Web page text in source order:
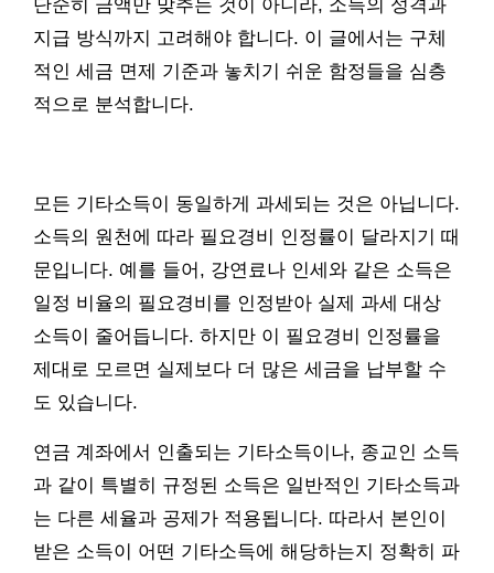
단순히 금액만 맞추는 것이 아니라, 소득의 성격과
지급 방식까지 고려해야 합니다. 이 글에서는 구체
적인 세금 면제 기준과 놓치기 쉬운 함정들을 심층
적으로 분석합니다.
모든 기타소득이 동일하게 과세되는 것은 아닙니다.
소득의 원천에 따라 필요경비 인정률이 달라지기 때
문입니다. 예를 들어, 강연료나 인세와 같은 소득은
일정 비율의 필요경비를 인정받아 실제 과세 대상
소득이 줄어듭니다. 하지만 이 필요경비 인정률을
제대로 모르면 실제보다 더 많은 세금을 납부할 수
도 있습니다.
연금 계좌에서 인출되는 기타소득이나, 종교인 소득
과 같이 특별히 규정된 소득은 일반적인 기타소득과
는 다른 세율과 공제가 적용됩니다. 따라서 본인이
받은 소득이 어떤 기타소득에 해당하는지 정확히 파